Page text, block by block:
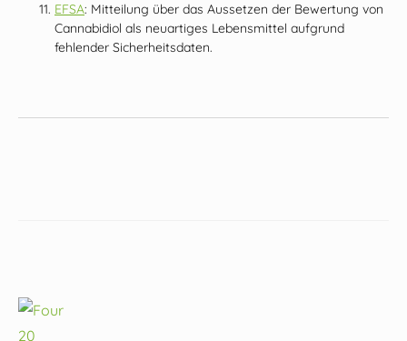
EFSA: Mitteilung über das Aussetzen der Bewertung von
Cannabidiol als neuartiges Lebensmittel aufgrund
fehlender Sicherheitsdaten.